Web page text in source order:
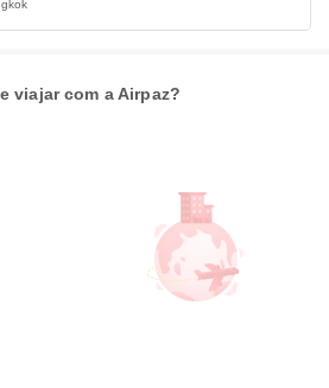
viajar com a Airpaz?